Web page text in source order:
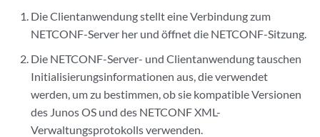
Die Clientanwendung stellt eine Verbindung zum
NETCONF-Server her und öffnet die NETCONF-Sitzung.
Die NETCONF-Server- und Clientanwendung tauschen
Initialisierungsinformationen aus, die verwendet
werden, um zu bestimmen, ob sie kompatible Versionen
des Junos OS und des NETCONF XML-
Verwaltungsprotokolls verwenden.